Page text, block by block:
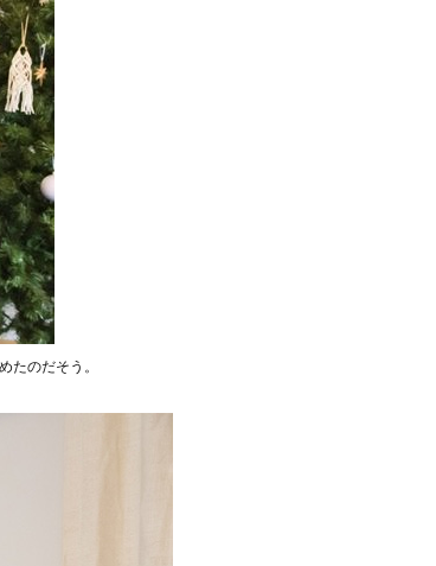
たのだそう。